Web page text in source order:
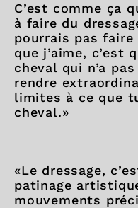
C’est comme ça
à faire du
pourrais pas
que j’aime, c’est
cheval qui n’a
rendre
limites à ce que
cheval.»
«Le dressage,
patinage
mouvements